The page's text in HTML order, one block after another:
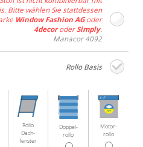
Bitte wählen Sie stattdessen
Window Fashion AGoder
4decoroderSimply.
Manacor 4092
Rollo Basis
Rollo
Dach­
fenster
Doppel­
rollo
Motor­
rollo